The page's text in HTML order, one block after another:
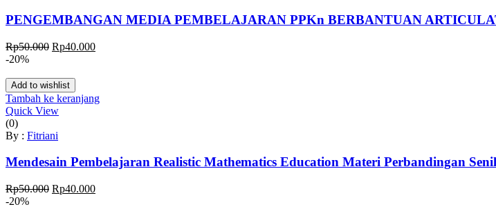
PENGEMBANGAN MEDIA PEMBELAJARAN PPKn BERBANTUAN
Rp50.000 Harga
Rp50.000.
Rp40.000Harga
Rp40.000.
-20%
Add to wishlist
Tambah ke keranjang
Quick View
(0)
By : Fitriani
Mendesain Pembelajaran Realistic Mathematics Education Materi Perbandingan
Rp50.000 Harga
Rp40.000Harga
-20%